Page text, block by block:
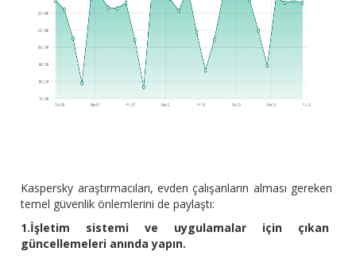
Kaspersky araştırmacıları, evden çalışanların alması gereken
temel güvenlik önlemlerini de paylaştı:
1.İşletim sistemi ve uygulamalar için çıkan
güncellemeleri anında yapın.